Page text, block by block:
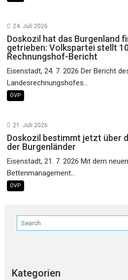
24. Juli 2026
Doskozil hat das Burgenland
getrieben: Volkspartei stellt
Rechnungshof-Bericht
Eisenstadt, 24. 7. 2026 Der Bericht
Landesrechnungshofes...
ÖVP
21. Juli 2026
Doskozil bestimmt jetzt über
der Burgenländer
Eisenstadt, 21. 7. 2026 Mit dem
Bettenmanagement...
ÖVP
Kategorien